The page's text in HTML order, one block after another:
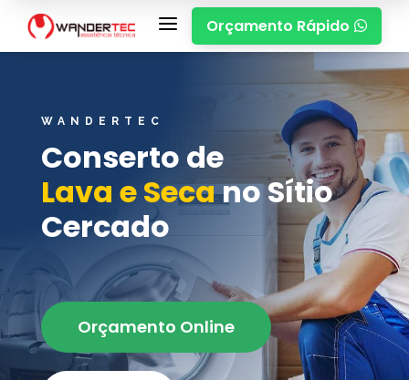
a Orçamento Rápido 
WANDERTEC
Conserto de
Lava e Secano Sítio
Cercado
Orçamento Online